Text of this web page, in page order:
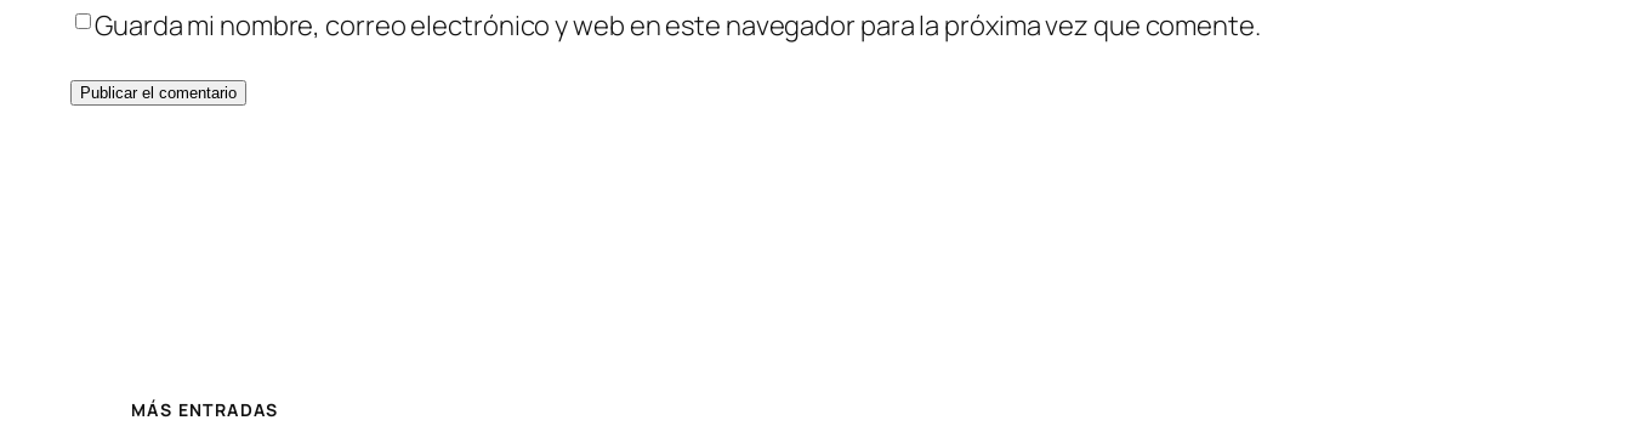
Guarda mi nombre, correo electrónico y web en este navegador para la próxima vez que comente.
MÁS ENTRADAS